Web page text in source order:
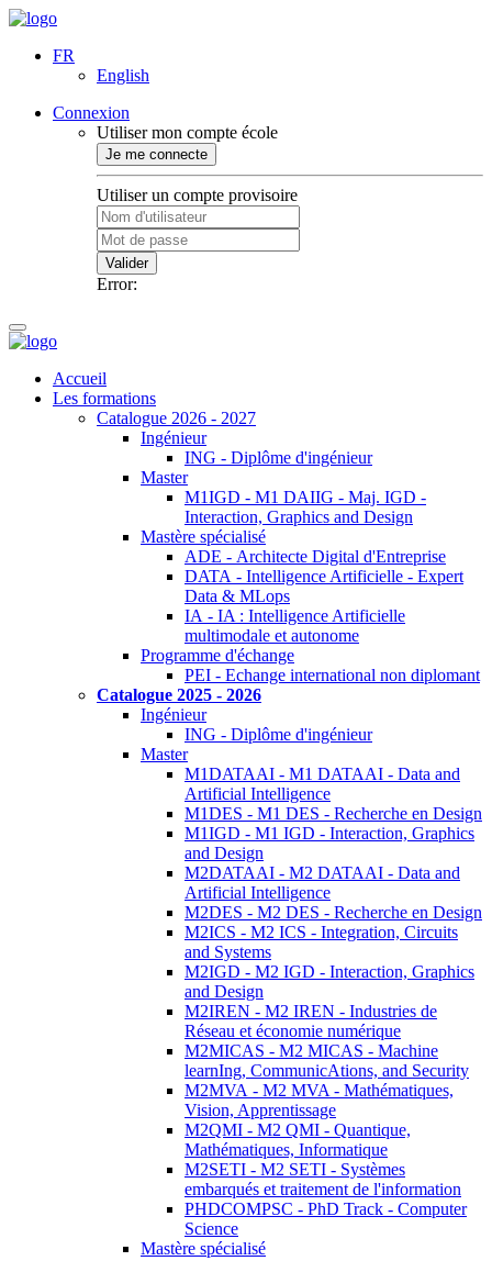
FR
English
Connexion
Utiliser mon compte école
Je me connecte
Utiliser un compte provisoire
Valider
Error:
Accueil
Les formations
Catalogue 2026 - 2027
Ingénieur
ING - Diplôme d'ingénieur
Master
M1IGD - M1 DAIIG - Maj. IGD -
Interaction, Graphics and Design
Mastère spécialisé
ADE - Architecte Digital d'Entreprise
DATA - Intelligence Artificielle - Expert
Data & MLops
IA - IA : Intelligence Artificielle
multimodale et autonome
Programme d'échange
PEI - Echange international non diplomant
Catalogue 2025 - 2026
Ingénieur
ING - Diplôme d'ingénieur
Master
M1DATAAI - M1 DATAAI - Data and
Artificial Intelligence
M1DES - M1 DES - Recherche en Design
M1IGD - M1 IGD - Interaction, Graphics
and Design
M2DATAAI - M2 DATAAI - Data and
Artificial Intelligence
M2DES - M2 DES - Recherche en Design
M2ICS - M2 ICS - Integration, Circuits
and Systems
M2IGD - M2 IGD - Interaction, Graphics
and Design
M2IREN - M2 IREN - Industries de
Réseau et économie numérique
M2MICAS - M2 MICAS - Machine
learnIng, CommunicAtions, and Security
M2MVA - M2 MVA - Mathématiques,
Vision, Apprentissage
M2QMI - M2 QMI - Quantique,
Mathématiques, Informatique
M2SETI - M2 SETI - Systèmes
embarqués et traitement de l'information
PHDCOMPSC - PhD Track - Computer
Science
Mastère spécialisé